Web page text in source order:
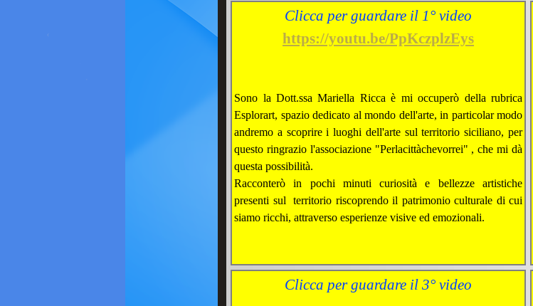
Clicca per guardare il 1° video
https://youtu.be/PpKczplzEys
Sono la Dott.ssa Mariella Ricca è mi occuperò della rubrica
Esplorart, spazio dedicato al mondo dell'arte, in particolar modo
andremo a scoprire i luoghi dell'arte sul territorio siciliano, per
questo ringrazio l'associazione "Perlacittàchevorrei" , che mi dà
questa possibilità.
Racconterò in pochi minuti curiosità e bellezze artistiche
presenti sul territorio riscoprendo il patrimonio culturale di cui
siamo ricchi, attraverso esperienze visive ed emozionali.
Clicca per guardare il 3° video